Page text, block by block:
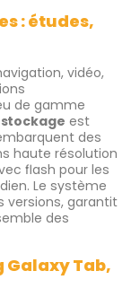
: études,
vidéo,
de gamme
stockage est
des
haute résolution
flash pour les
Le système
versions, garantit
des
Galaxy Tab,